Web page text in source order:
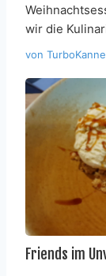
wir die
von TurboKanne
Friends im